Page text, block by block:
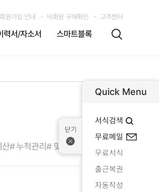
력서/자소서 스마트블록
회원가입 안내 비회원 구매확인 고객센터
# 누적관리# 맞춤형출력
Quick Menu
서식검색
무료메일
무료서식
출근복권
자동작성